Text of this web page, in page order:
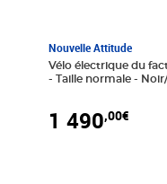
Nouvelle Attitude
Vélo électrique du
- Taille normale -
1 490,00€